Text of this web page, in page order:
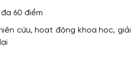
60 điểm
cứu, hoạt động khoa học, giải